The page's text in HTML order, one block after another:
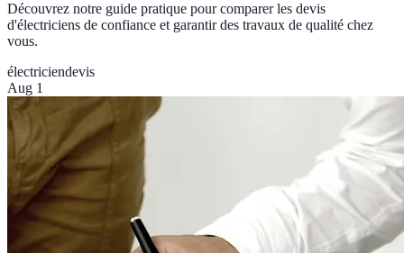
Découvrez notre guide pratique pour comparer les devis
d'électriciens de confiance et garantir des travaux de qualité chez
vous.
électriciendevis
Aug 1